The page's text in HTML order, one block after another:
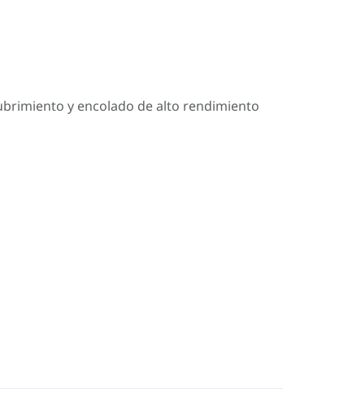
y encolado de alto rendimiento